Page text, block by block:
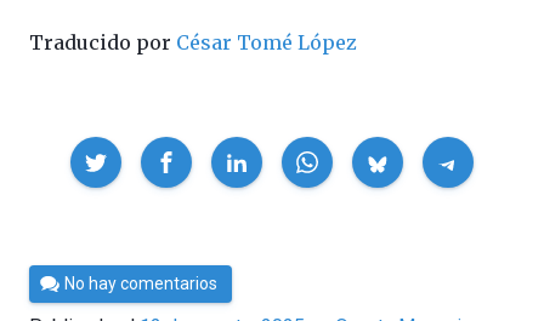
Traducido por César Tomé López
Compartir
Por
César
No hay comentarios